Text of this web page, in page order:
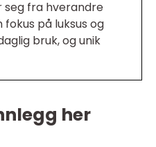
seg fra hverandre
på luksus og
bruk, og unik
her